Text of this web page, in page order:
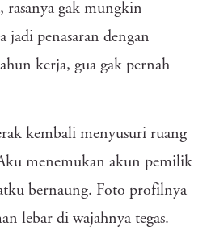
rasanya gak mungkin
jadi penasaran dengan
kerja, gua gak pernah
kembali menyusuri ruang
menemukan akun pemilik
bernaung. Foto profilnya
lebar di wajahnya tegas.